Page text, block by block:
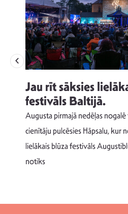
Jau rīt sāksies
festivāls Baltijā.
Augusta pirmajā nedēļas
cienītāju pulcēsies Hāpsalu, kur
lielākais blūza festivāls
notiks